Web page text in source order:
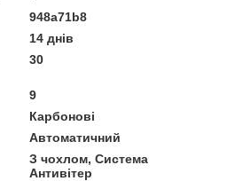
948a71b8
14 днів
30
9
Карбонові
Автоматичний
З чохлом, Система
Антивітер